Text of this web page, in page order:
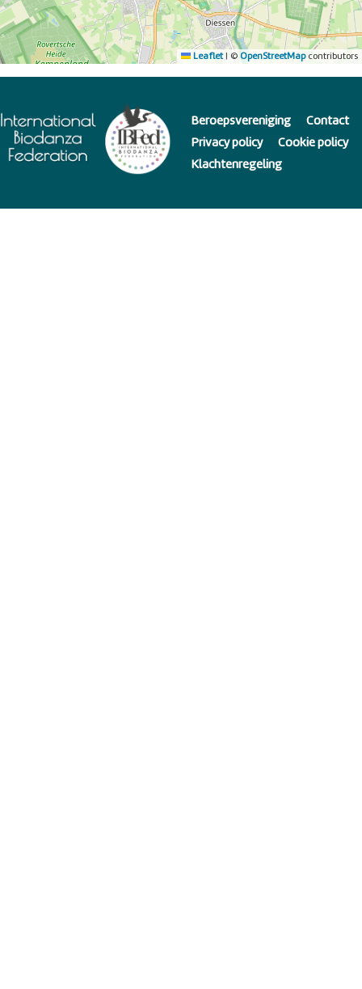
Leaflet © OpenStreetMapcontributors
Beroepsvereniging
Contact
Privacy policy
Cookie policy
Klachtenregeling